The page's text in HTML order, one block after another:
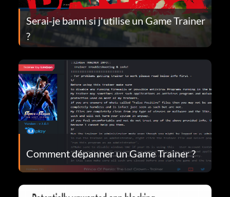
Serai-je banni si j'utilise un Game Trainer
?
Comment dépanner un Game Trainer ?